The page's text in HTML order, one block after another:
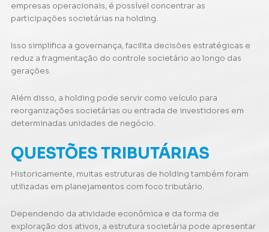
empresas operacionais, é possível concentrar as
participações societárias na holding.
Isso simplifica a governança, facilita decisões estratégicas e
reduz a fragmentação do controle societário ao longo das
gerações.
Além disso, a holding pode servir como veículo para
reorganizações societárias ou entrada de investidores em
determinadas unidades de negócio.
QUESTÕES TRIBUTÁRIAS
Historicamente, muitas estruturas de holding também foram
utilizadas em planejamentos com foco tributário.
Dependendo da atividade econômica e da forma de
exploração dos ativos, a estrutura societária pode apresentar